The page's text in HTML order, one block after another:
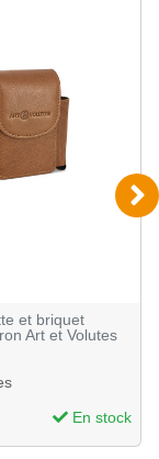
et briquet
Art et Volutes
En stock